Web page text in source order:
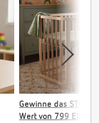
Gewinne das
Wert von 799 EUR